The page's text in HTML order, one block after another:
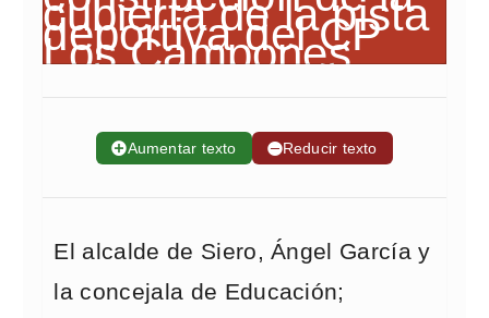
➕Aumentar texto ➖Reducir texto
El alcalde de Siero, Ángel García y
la concejala de Educación;